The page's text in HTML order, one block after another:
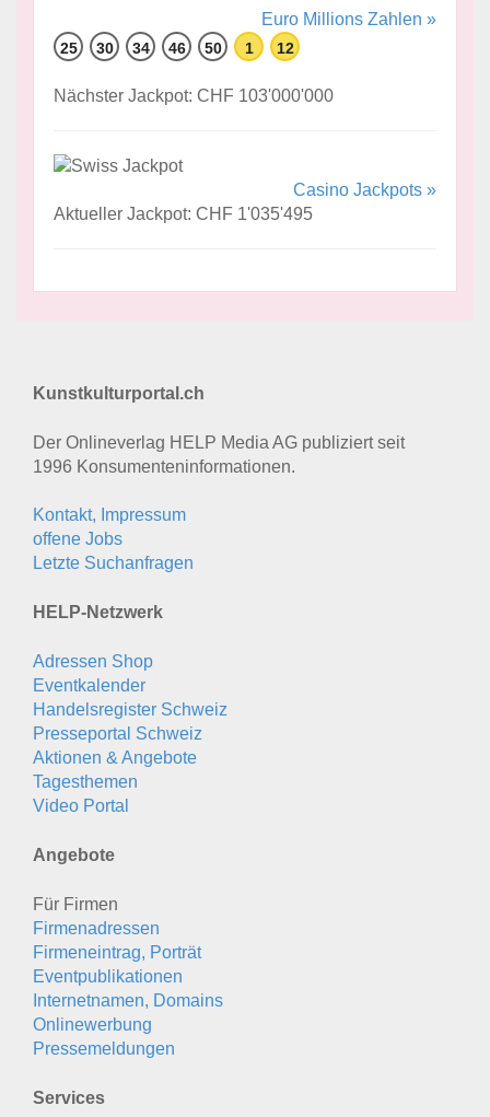
Euro Millions Zahlen »
25 30 34 46 50 1 12
Nächster Jackpot: CHF 103'000'000
Casino Jackpots »
Aktueller Jackpot: CHF 1'035'495
Kunstkulturportal.ch
Der Onlineverlag HELP Media AG publiziert seit
1996 Konsumenten­informationen.
Kontakt, Impressum
offene Jobs
Letzte Suchanfragen
HELP-Netzwerk
Adressen Shop
Eventkalender
Handelsregister Schweiz
Presseportal Schweiz
Aktionen & Angebote
Tagesthemen
Video Portal
Angebote
Für Firmen
Firmenadressen
Firmeneintrag, Porträt
Eventpublikationen
Internetnamen, Domains
Onlinewerbung
Pressemeldungen
Services